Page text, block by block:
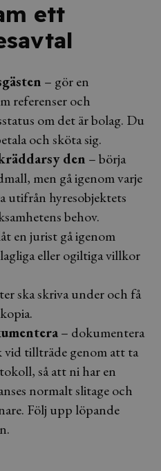
ett
– gör en
referenser och
om det är bolag. Du
och sköta sig.
den – börja
men gå igenom varje
utifrån hyresobjektets
behov.
en jurist gå igenom
eller ogiltiga villkor
ska skriva under och få
– dokumentera
vid tillträde genom att ta
så att ni har en
normalt slitage och
Följ upp löpande